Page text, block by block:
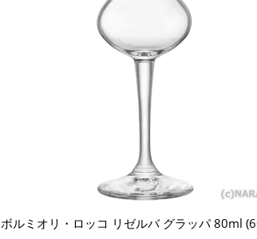
ボルミオリ・ロッコ リゼルバ グラッパ 80ml